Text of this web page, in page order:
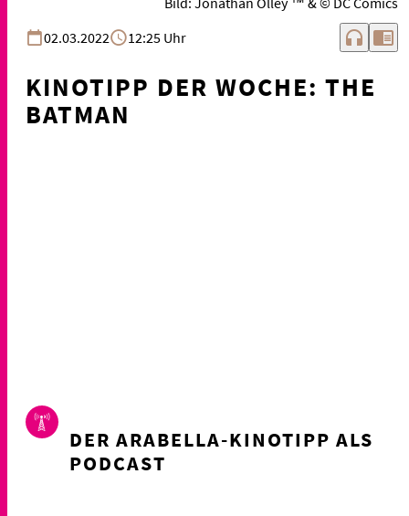
02.03.2022
12:25 Uhr headphones chrome_reader_mode
KINOTIPP DER WOCHE: THE
BATMAN
DER ARABELLA-KINOTIPP ALS
PODCAST